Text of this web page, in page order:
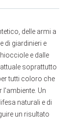
delle armi a
di giardinieri e
e dalle
soprattutto
tutti coloro che
Un
naturali e di
un risultato